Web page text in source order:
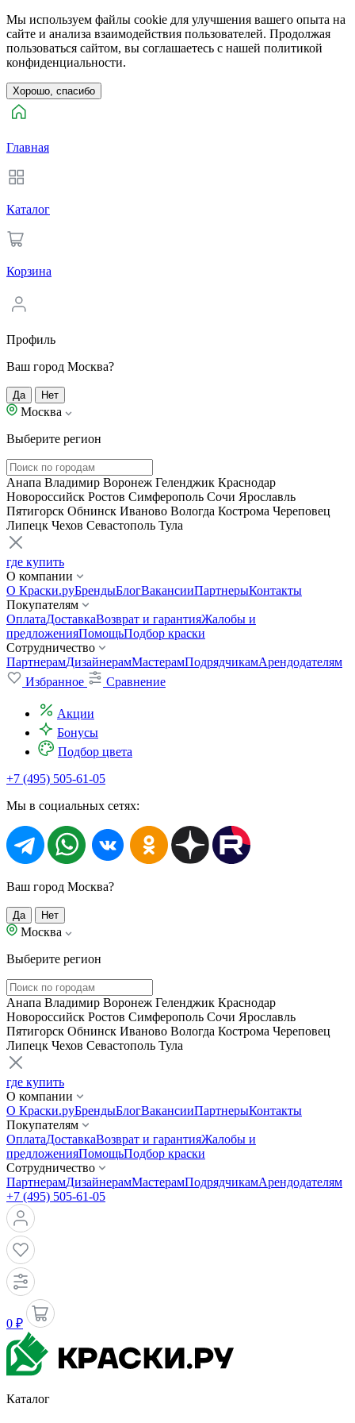
Мы используем файлы cookie для улучшения вашего опыта на
сайте и анализа взаимодействия пользователей. Продолжая
пользоваться сайтом, вы соглашаетесь с нашей политикой
конфиденциальности.
Хорошо, спасибо
Главная
Каталог
Корзина
Профиль
Ваш город Москва?
Да Нет
Москва
Выберите регион
Анапа Владимир Воронеж Геленджик Краснодар
Новороссийск Ростов Симферополь Сочи Ярославль
Пятигорск Обнинск Иваново Вологда Кострома Череповец
Липецк Чехов Севастополь Тула
где купить
О компании
О Краски.руБрендыБлогВакансииПартнерыКонтакты
Покупателям
ОплатаДоставкаВозврат и гарантияЖалобы и
предложенияПомощьПодбор краски
Сотрудничество
ПартнерамДизайнерамМастерамПодрядчикамАрендодателям
Избранное
Сравнение
Акции
Бонусы
Подбор цвета
+7 (495) 505-61-05
Мы в социальных сетях:
Ваш город Москва?
Да Нет
Москва
Выберите регион
Анапа Владимир Воронеж Геленджик Краснодар
Новороссийск Ростов Симферополь Сочи Ярославль
Пятигорск Обнинск Иваново Вологда Кострома Череповец
Липецк Чехов Севастополь Тула
где купить
О компании
О Краски.руБрендыБлогВакансииПартнерыКонтакты
Покупателям
ОплатаДоставкаВозврат и гарантияЖалобы и
предложенияПомощьПодбор краски
Сотрудничество
ПартнерамДизайнерамМастерамПодрядчикамАрендодателям
+7 (495) 505-61-05
0 ₽
Каталог